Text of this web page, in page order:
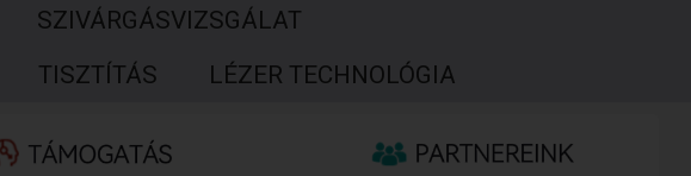
SZIVÁRGÁSVIZSGÁLAT
TISZTÍTÁS LÉZER TECHNOLÓGIA